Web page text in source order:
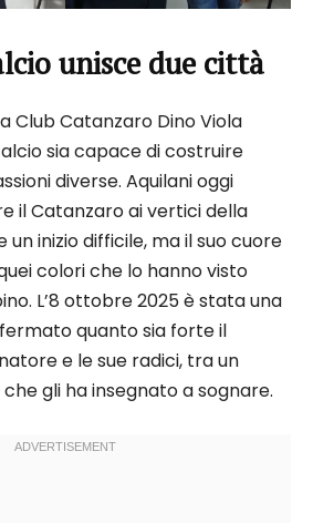
unisce due città
Club Catanzaro Dino Viola
sia capace di costruire
diverse. Aquilani oggi
il Catanzaro ai vertici della
un inizio difficile, ma il suo cuore
colori che lo hanno visto
L’8 ottobre 2025 è stata una
quanto sia forte il
e le sue radici, tra un
gli ha insegnato a sognare.​